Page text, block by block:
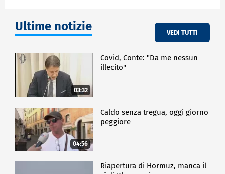
Ultime notizie VEDI TUTTI
03:32
Covid, Conte: "Da me nessun
illecito"
04:56
Caldo senza tregua, oggi giorno
peggiore
Riapertura di Hormuz, manca il